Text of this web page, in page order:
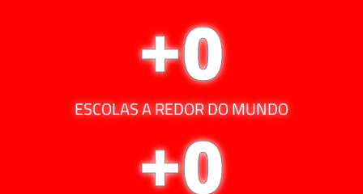
ESCOLAS A REDOR DO MUNDO
+0
+0